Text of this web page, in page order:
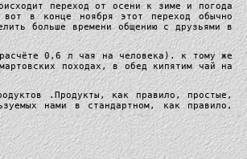
переход от осени к зиме и погода
в конце ноября этот переход обычно
больше времени общению с друзьями в
0,6 л чая на человека). к тому же
походах, в обед кипятим чай на
.Продукты, как правило, простые,
нами в стандартном, как правило,